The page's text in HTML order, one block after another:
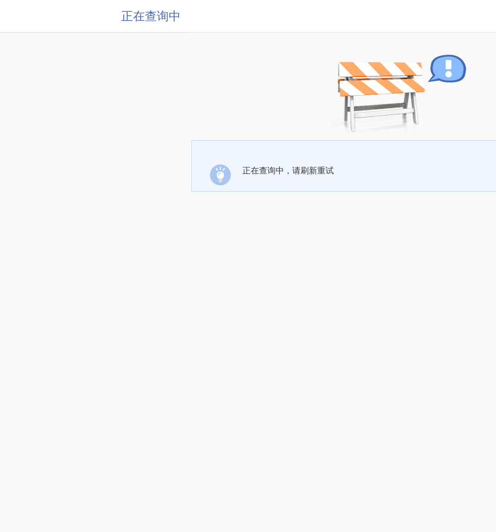
正在查询中
正在查询中，请刷新重试